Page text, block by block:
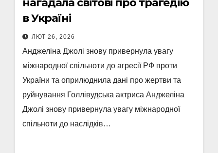
нагадала світові про трагедію
в Україні
ЛЮТ 26, 2026
Анджеліна Джолі знову привернула увагу
міжнародної спільноти до агресії РФ проти
України та оприлюднила дані про жертви та
руйнування Голлівудська актриса Анджеліна
Джолі знову привернула увагу міжнародної
спільноти до наслідків…